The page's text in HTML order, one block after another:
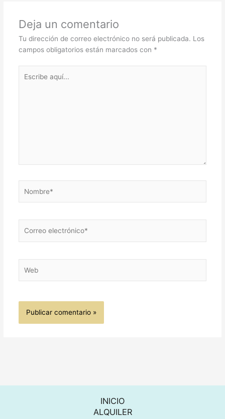
Deja un comentario
Tu dirección de correo electrónico no será publicada. Los
campos obligatorios están marcados con *
aquí...
electrónico*
INICIO
ALQUILER